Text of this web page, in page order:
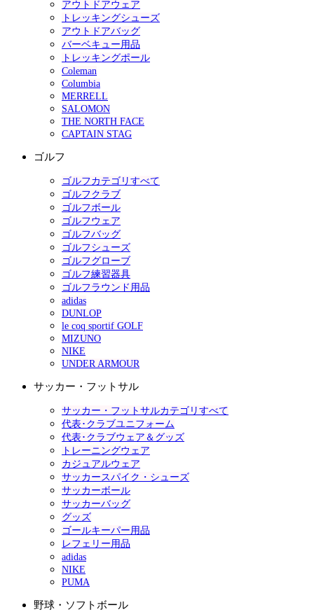
アウトドアウェア
トレッキングシューズ
アウトドアバッグ
バーベキュー用品
トレッキングポール
Coleman
Columbia
MERRELL
SALOMON
THE NORTH FACE
CAPTAIN STAG
ゴルフ
ゴルフカテゴリすべて
ゴルフクラブ
ゴルフボール
ゴルフウェア
ゴルフバッグ
ゴルフシューズ
ゴルフグローブ
ゴルフ練習器具
ゴルフラウンド用品
adidas
DUNLOP
le coq sportif GOLF
MIZUNO
NIKE
UNDER ARMOUR
サッカー・フットサル
サッカー・フットサルカテゴリすべて
代表･クラブユニフォーム
代表･クラブウェア＆グッズ
トレーニングウェア
カジュアルウェア
サッカースパイク・シューズ
サッカーボール
サッカーバッグ
グッズ
ゴールキーパー用品
レフェリー用品
adidas
NIKE
PUMA
野球・ソフトボール